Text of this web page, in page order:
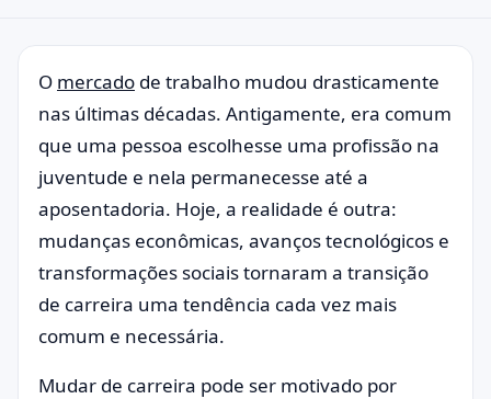
O mercado de trabalho mudou drasticamente
nas últimas décadas. Antigamente, era comum
que uma pessoa escolhesse uma profissão na
juventude e nela permanecesse até a
aposentadoria. Hoje, a realidade é outra:
mudanças econômicas, avanços tecnológicos e
transformações sociais tornaram a transição
de carreira uma tendência cada vez mais
comum e necessária.
Mudar de carreira pode ser motivado por